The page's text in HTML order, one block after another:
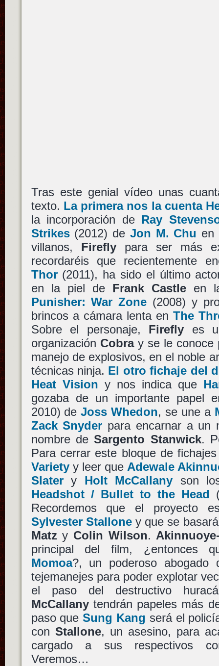
Tras este genial vídeo unas
texto. La primera nos la cuenta
la incorporación de Ray
Strikes(2012) de Jon M. Chu en
villanos, Fireflypara ser más
recordaréis que recientemente
Thor(2011), ha sido el último
en la piel de Frank Castleen la
Punisher: War Zone (2008) y
brincos a cámara lenta enThe
Sobre el personaje, Firefly es
organización Cobray se le conoce
manejo de explosivos, en el noble
técnicas ninja. El otro fichaje del
Heat Vision y nos indica que
gozaba de un importante papel
2010) deJoss Whedon, se une a
Zack Snyder para encarnar a un
nombre deSargento Stanwick.
Para cerrar este bloque de
Varietyy leer que Adewale
Slatery Holt McCallany son
Headshot / Bullet to the Head
Recordemos que el proyecto
Sylvester Stalloney que se
Matzy Colin Wilson.
principal del film, ¿entonces
Momoa?, un poderoso abogado
tejemanejes para poder explotar
el paso del destructivo
McCallanytendrán papeles más
paso queSung Kang será el
con Stallone, un asesino, para
cargado a sus respectivos
Veremos…